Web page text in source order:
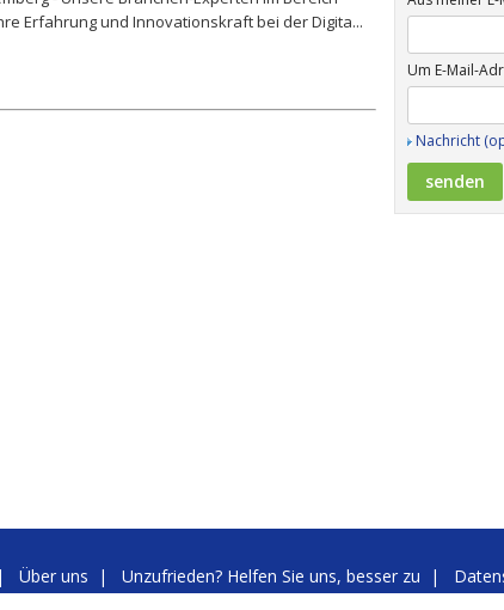
Um E-Mail-
Nachricht
Erfahrung und Innovationskraft bei der Digita...
Über uns | Unzufrieden? Helfen Sie uns, besser zu |